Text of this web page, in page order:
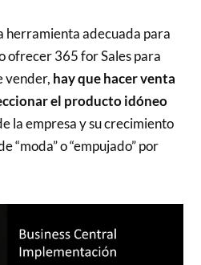
herramienta adecuada para
ofrecer 365 for Sales para
vender, hay que hacer venta
el producto idóneo
la empresa y su crecimiento
“moda” o “empujado” por